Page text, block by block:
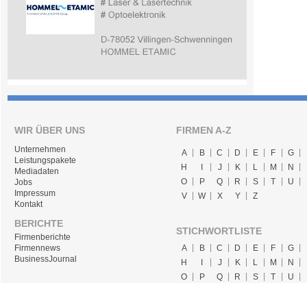
WIR ÜBER UNS
Unternehmen
Leistungspakete
Mediadaten
Jobs
Impressum
Kontakt
BERICHTE
Firmenberichte
Firmennews
BusinessJournal
FIRMEN A-Z
A B C D E F
G
H
J K L M
N
O
P Q R S T
U
V
W X Y Z
STICHWORTLISTE
A B C D E F
G
H
I J K L M
N
O
P Q R S T
U